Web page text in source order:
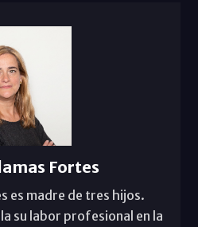
Fortes
es madre de tres hijos.
su labor profesional en la